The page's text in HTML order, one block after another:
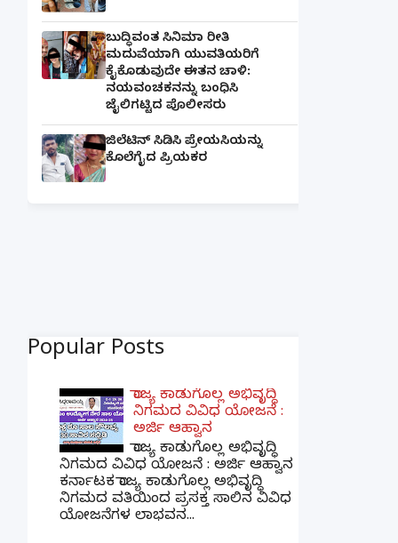
ಬುದ್ಧಿವಂತ ಸಿನಿಮಾ ರೀತಿ
ಮದುವೆಯಾಗಿ ಯುವತಿಯರಿಗೆ
ಕೈಕೊಡುವುದೇ ಈತನ ಚಾಳಿ:
ನಯವಂಚಕನನ್ನು ಬಂಧಿಸಿ
ಜೈಲಿಗಟ್ಟಿದ ಪೊಲೀಸರು
ಜಿಲೆಟಿನ್ ಸಿಡಿಸಿ ಪ್ರೇಯಸಿಯನ್ನು
ಕೊಲೆಗೈದ ಪ್ರಿಯಕರ
Popular Posts
ರಾಜ್ಯ ಕಾಡುಗೊಲ್ಲ ಅಭಿವೃದ್ಧಿ
ನಿಗಮದ ವಿವಿಧ ಯೋಜನೆ :
ಅರ್ಜಿ ಆಹ್ವಾನ
ರಾಜ್ಯ ಕಾಡುಗೊಲ್ಲ ಅಭಿವೃದ್ಧಿ
ನಿಗಮದ ವಿವಿಧ ಯೋಜನೆ : ಅರ್ಜಿ ಆಹ್ವಾನ
ಕರ್ನಾಟಕ ರಾಜ್ಯ ಕಾಡುಗೊಲ್ಲ ಅಭಿವೃದ್ಧಿ
ನಿಗಮದ ವತಿಯಿಂದ ಪ್ರಸಕ್ತ ಸಾಲಿನ ವಿವಿಧ
ಯೋಜನೆಗಳ ಲಾಭವನ...